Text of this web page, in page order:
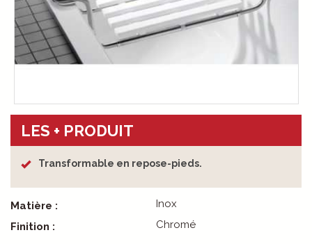
LES + PRODUIT
Transformable en repose-pieds.
Matière :
Inox
Finition :
Chromé